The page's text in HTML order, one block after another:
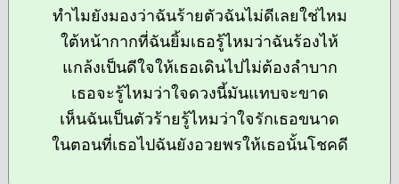
ทำไมยังมองว่าฉันร้ายตัวฉันไม่ดีเลยใช่ไหม
ใต้หน้ากากที่ฉันยิ้มเธอรู้ไหมว่าฉันร้องไห้
แกล้งเป็นดีใจให้เธอเดินไปไม่ต้องลำบาก
เธอจะรู้ไหมว่าใจดวงนี้มันแทบจะขาด
เห็นฉันเป็นตัวร้ายรู้ไหมว่าใจรักเธอขนาด
ในตอนที่เธอไปฉันยังอวยพรให้เธอนั้นโชคดี